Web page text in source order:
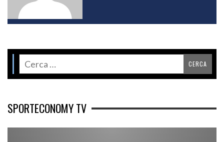
SPORTECONOMY TV